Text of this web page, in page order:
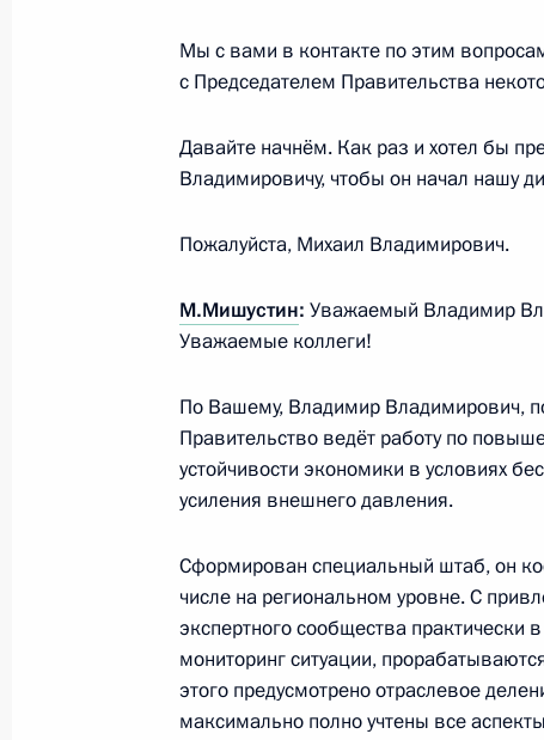
Указ о дополнительных временных
18 марта 2022 года, 15:40
Совещание о мерах социально-
16 марта 2022 года, 18:10
Указ о мерах по обеспечению
стабильности и защиты населения
16 марта 2022 года, 17:10
Заседание рабочей группы
вопросам и противодействию
коронавирусной инфекции
16 марта 2022 года, 13:00
Мы с вами в контакте по этим
с Председателем Правительства
Давайте начнём. Как раз и хотел бы
Владимировичу, чтобы он начал нашу
Пожалуйста, Михаил Владимирович.
М.Мишустин: Уважаемый Владимир
Уважаемые коллеги!
По Вашему, Владимир Владимирович,
Правительство ведёт работу по
устойчивости экономики в условиях
усиления внешнего давления.
Сформирован специальный штаб, он
числе на региональном уровне. С
экспертного сообщества практически
мониторинг ситуации,
этого предусмотрено отраслевое
максимально полно учтены все